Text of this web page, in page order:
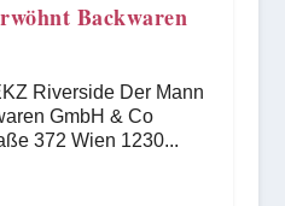
Backwaren
Riverside Der Mann
GmbH & Co
372 Wien 1230...